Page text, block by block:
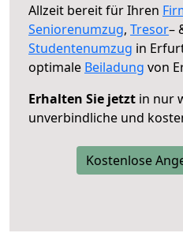
Allzeit bereit für Ihren
Seniorenumzug, Tresor–
Studentenumzug in
optimale Beiladung von
Erhalten Sie jetzt in nur
unverbindliche und
Kostenlose